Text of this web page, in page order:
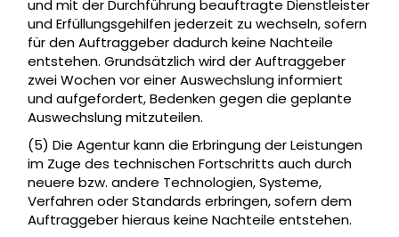
und mit der Durchführung beauftragte Dienstleister
und Erfüllungsgehilfen jederzeit zu wechseln, sofern
für den Auftraggeber dadurch keine Nachteile
entstehen. Grundsätzlich wird der Auftraggeber
zwei Wochen vor einer Auswechslung informiert
und aufgefordert, Bedenken gegen die geplante
Auswechslung mitzuteilen.
(5) Die Agentur kann die Erbringung der Leistungen
im Zuge des technischen Fortschritts auch durch
neuere bzw. andere Technologien, Systeme,
Verfahren oder Standards erbringen, sofern dem
Auftraggeber hieraus keine Nachteile entstehen.